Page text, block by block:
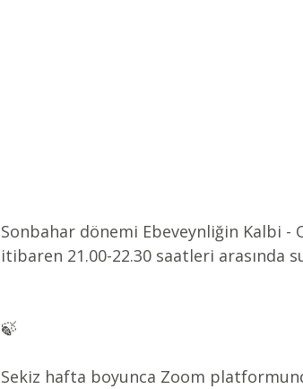
Sonbahar dönemi Ebeveynliğin Kalbi -
itibaren 21.00-22.30 saatleri arasında
🍃
Sekiz hafta boyunca Zoom